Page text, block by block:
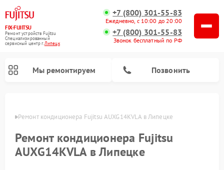
FIX-FUJITSU
Ремонт устройств Fujitsu
Специализированный
cервисный центр г.Липецк
+7 (800) 301-55-83
Ежедневно, с 10:00 до 20:00
+7 (800) 301-55-83
Звонок бесплатный по РФ
Мы ремонтируем Позвонить
Ремонт кондиционера Fujitsu AUXG14KVLA в Липецке
Ремонт кондиционера Fujitsu
AUXG14KVLA в Липецке